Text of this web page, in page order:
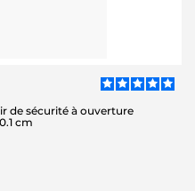
de sécurité à ouverture
cm